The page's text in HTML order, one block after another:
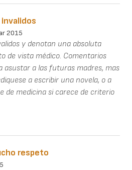
2015
y denotan una absoluta
de vista médico. Comentarios
asustar a las futuras madres, mas
a escribir una novela, o a
de medicina si carece de criterio
respeto